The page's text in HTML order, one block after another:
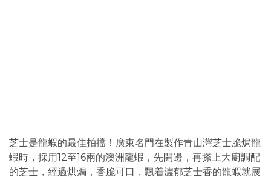
芝士是龍蝦的最佳拍擋！廣東名門在製作青山灣芝士脆焗龍
蝦時，採用12至16兩的澳洲龍蝦，先開邊，再搽上大廚調配
的芝士，經過烘焗，香脆可口，飄着濃郁芝士香的龍蝦就展